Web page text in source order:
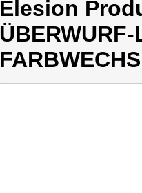
Elesion